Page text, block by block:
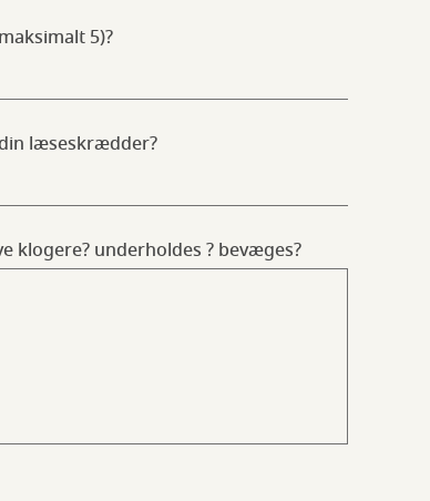
5)?
læseskrædder?
klogere? underholdes ? bevæges?